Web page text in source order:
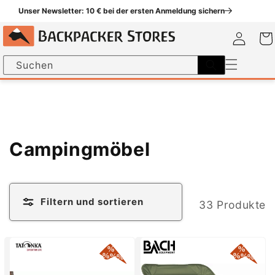
Unser Newsletter: 10 € bei der ersten Anmeldung sichern
Suchen
Einloggen
K
e
g
o
Campingmöbel
Filtern und sortieren 33 Produkte